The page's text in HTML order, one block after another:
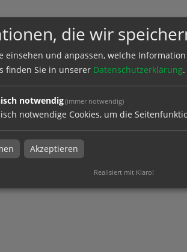
Werbetechnik in Hildesheim
die wir
einsehen und anpassen, welche
finden Sie in unserer Datenschutzerklärung.
notwendig(immer notwendig)
notwendige Cookies, um die
Akzeptieren
Realisiert mit Klaro!